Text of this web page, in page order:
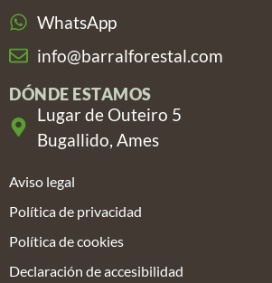
WhatsApp
info@barralforestal.com
DÓNDE ESTAMOS
Lugar de Outeiro 5
Bugallido, Ames
Aviso legal
Política de privacidad
Política de cookies
Declaración de accesibilidad